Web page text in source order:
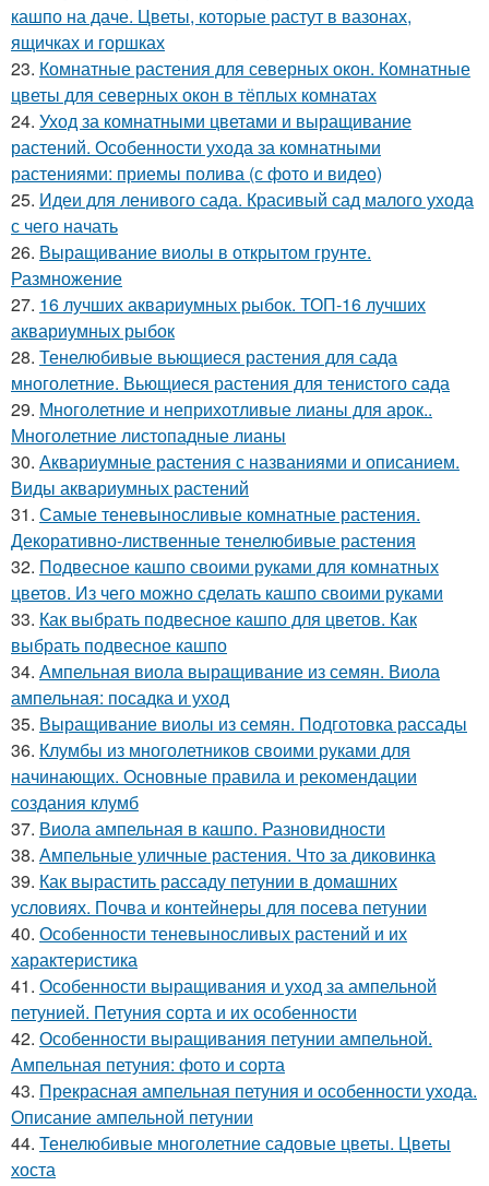
кашпо на даче. Цветы, которые растут в вазонах,
ящичках и горшках
23. Комнатные растения для северных окон. Комнатные
цветы для северных окон в тёплых комнатах
24. Уход за комнатными цветами и выращивание
растений. Особенности ухода за комнатными
растениями: приемы полива (с фото и видео)
25. Идеи для ленивого сада. Красивый сад малого ухода
с чего начать
26. Выращивание виолы в открытом грунте.
Размножение
27. 16 лучших аквариумных рыбок. ТОП-16 лучших
аквариумных рыбок
28. Тенелюбивые вьющиеся растения для сада
многолетние. Вьющиеся растения для тенистого сада
29. Многолетние и неприхотливые лианы для арок..
Многолетние листопадные лианы
30. Аквариумные растения с названиями и описанием.
Виды аквариумных растений
31. Самые теневыносливые комнатные растения.
Декоративно-лиственные тенелюбивые растения
32. Подвесное кашпо своими руками для комнатных
цветов. Из чего можно сделать кашпо своими руками
33. Как выбрать подвесное кашпо для цветов. Как
выбрать подвесное кашпо
34. Ампельная виола выращивание из семян. Виола
ампельная: посадка и уход
35. Выращивание виолы из семян. Подготовка рассады
36. Клумбы из многолетников своими руками для
начинающих. Основные правила и рекомендации
создания клумб
37. Виола ампельная в кашпо. Разновидности
38. Ампельные уличные растения. Что за диковинка
39. Как вырастить рассаду петунии в домашних
условиях. Почва и контейнеры для посева петунии
40. Особенности теневыносливых растений и их
характеристика
41. Особенности выращивания и уход за ампельной
петунией. Петуния сорта и их особенности
42. Особенности выращивания петунии ампельной.
Ампельная петуния: фото и сорта
43. Прекрасная ампельная петуния и особенности ухода.
Описание ампельной петунии
44. Тенелюбивые многолетние садовые цветы. Цветы
хоста